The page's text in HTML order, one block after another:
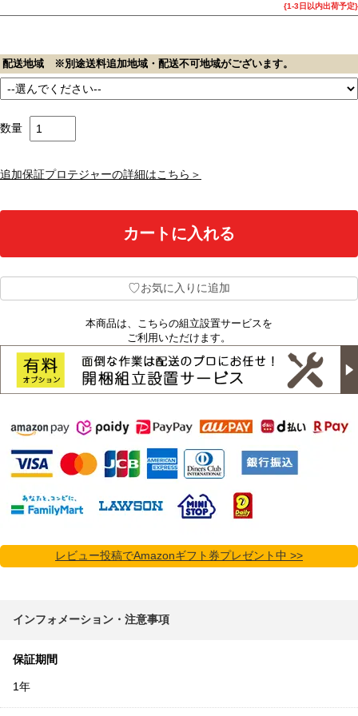
{1-3日以内出荷予定}
配送地域 ※別途送料追加地域・配送不可地域がございます。
数量
追加保証プロテジャーの詳細はこちら＞
♡お気に入りに追加
本商品は、こちらの組立設置サービスを
ご利用いただけます。
レビュー投稿でAmazonギフト券プレゼント中 >>
インフォメーション・注意事項
保証期間
1年